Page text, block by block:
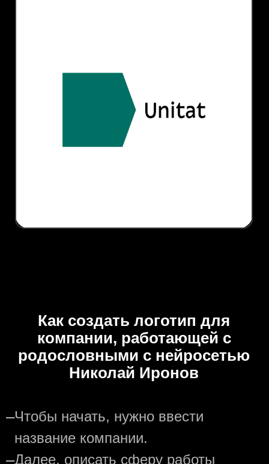
Как создать логотип для
компании, работающей с
родословными с нейросетью
Николай Иронов
—Чтобы начать, нужно ввести
название компании.
—Далее, описать сферу работы